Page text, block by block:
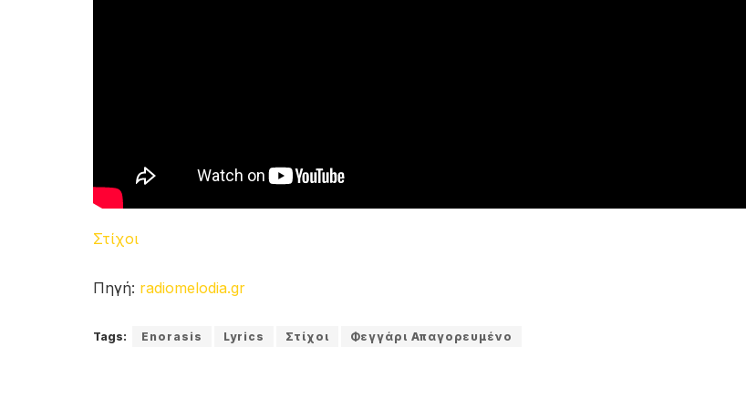
Στίχοι
Πηγή: radiomelodia.gr
Tags: Enorasis Lyrics Στίχοι Φεγγάρι Απαγορευμένο